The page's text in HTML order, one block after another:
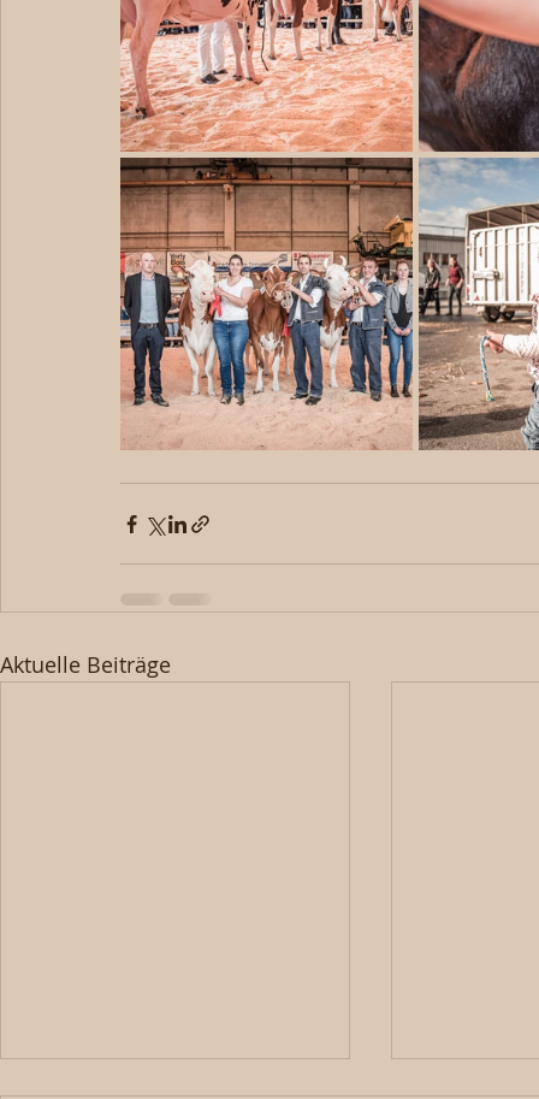
Aktuelle Beiträge